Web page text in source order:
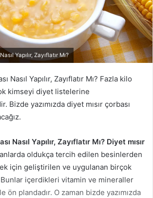
Yapılır, Zayıflatır Mı?
Nasıl Yapılır, Zayıflatır Mı? Fazla kilo
kimseyi diyet listelerine
Bizde yazımızda diyet mısır çorbası
Nasıl Yapılır, Zayıflatır Mı? Diyet mısır
oldukça tercih edilen besinlerden
için geliştirilen ve uygulanan birçok
Bunlar içerdikleri vitamin ve mineraller
ön plandadır. O zaman bizde yazımızda